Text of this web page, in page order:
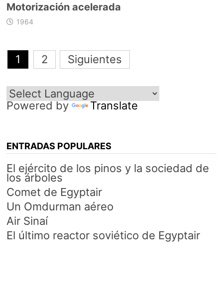
Motorización acelerada
1964
Navegación
de
1 2 Siguientes
Powered by Translate
ENTRADAS POPULARES
El ejército de los pinos y la sociedad de
los árboles
Comet de Egyptair
Un Omdurman aéreo
Air Sinaí
El último reactor soviético de Egyptair